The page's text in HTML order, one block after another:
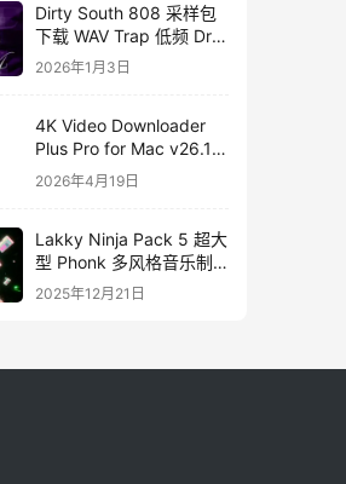
Dirty South 808 采样包
下载 WAV Trap 低频 Dr
Lex 808 音色合集
2026年1月3日
4K Video Downloader
Plus Pro for Mac v26.1
中文破解版下载
2026年4月19日
Lakky Ninja Pack 5 超大
型 Phonk 多风格音乐制
作音源套装
2025年12月21日